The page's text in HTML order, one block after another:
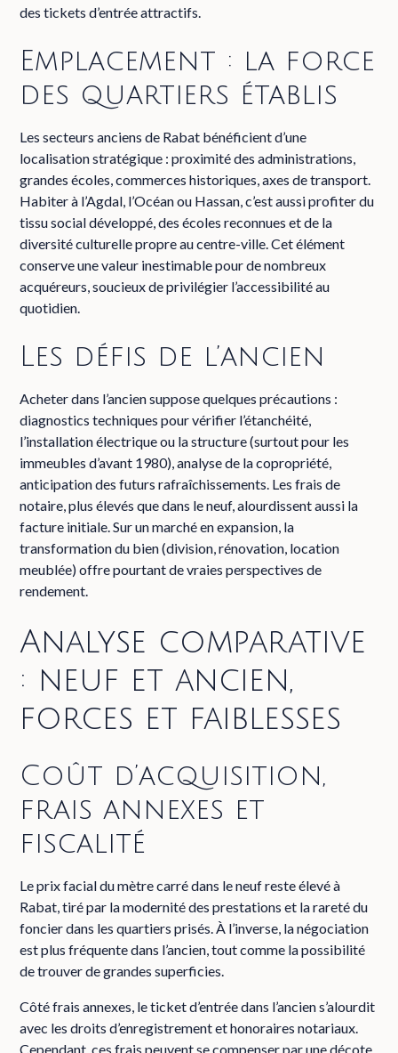
des tickets d’entrée attractifs.
Emplacement : la force
des quartiers établis
Les secteurs anciens de Rabat bénéficient d’une
localisation stratégique : proximité des administrations,
grandes écoles, commerces historiques, axes de transport.
Habiter à l’Agdal, l’Océan ou Hassan, c’est aussi profiter du
tissu social développé, des écoles reconnues et de la
diversité culturelle propre au centre-ville. Cet élément
conserve une valeur inestimable pour de nombreux
acquéreurs, soucieux de privilégier l’accessibilité au
quotidien.
Les défis de l’ancien
Acheter dans l’ancien suppose quelques précautions :
diagnostics techniques pour vérifier l’étanchéité,
l’installation électrique ou la structure (surtout pour les
immeubles d’avant 1980), analyse de la copropriété,
anticipation des futurs rafraîchissements. Les frais de
notaire, plus élevés que dans le neuf, alourdissent aussi la
facture initiale. Sur un marché en expansion, la
transformation du bien (division, rénovation, location
meublée) offre pourtant de vraies perspectives de
rendement.
Analyse comparative
: neuf et ancien,
forces et faiblesses
Coût d’acquisition,
frais annexes et
fiscalité
Le prix facial du mètre carré dans le neuf reste élevé à
Rabat, tiré par la modernité des prestations et la rareté du
foncier dans les quartiers prisés. À l’inverse, la négociation
est plus fréquente dans l’ancien, tout comme la possibilité
de trouver de grandes superficies.
Côté frais annexes, le ticket d’entrée dans l’ancien s’alourdit
avec les droits d’enregistrement et honoraires notariaux.
Cependant, ces frais peuvent se compenser par une décote